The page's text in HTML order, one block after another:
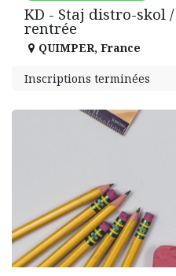
KD - Staj distro-skol
rentrée
QUIMPER, France
Inscriptions terminées